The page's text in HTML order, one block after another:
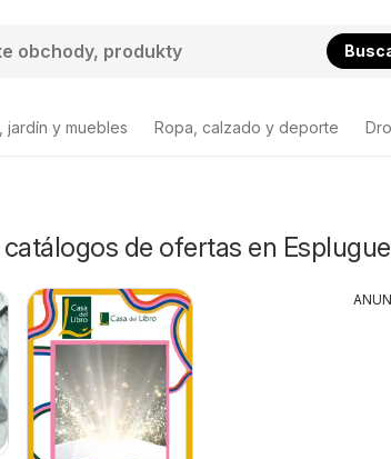
jardín y muebles Ropa, calzado y deporte
de ofertas en